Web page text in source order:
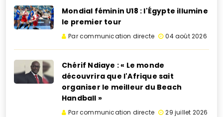
Mondial féminin U18 : l'Égypte illumine
le premier tour
Par communication directe 04 août 2026
Chérif Ndiaye : « Le monde
découvrira que l'Afrique sait
organiser le meilleur du Beach
Handball »
Par communication directe 29 juillet 2026